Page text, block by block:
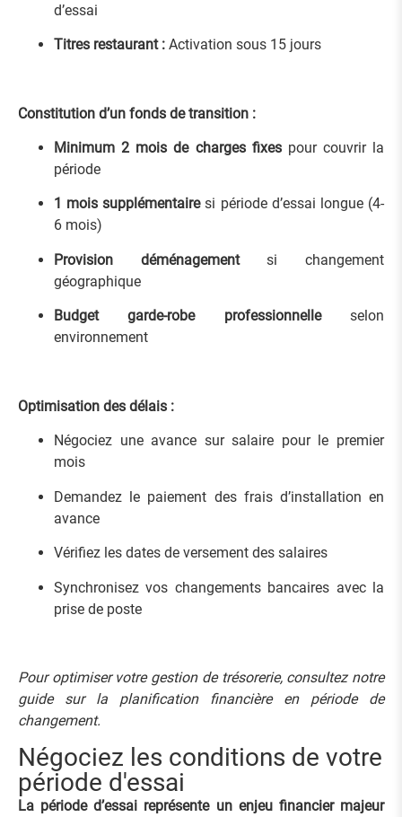
d’essai
Titres restaurant : Activation sous 15 jours
Constitution d’un fonds de transition :
Minimum 2 mois de charges fixespour couvrir la
période
1 mois supplémentairesi période d’essai longue (4-
6 mois)
Provision déménagementsi changement
géographique
Budget garde-robe professionnelleselon
environnement
Optimisation des délais :
Négociez une avance sur salaire pour le premier
mois
Demandez le paiement des frais d’installation en
avance
Vérifiez les dates de versement des salaires
Synchronisez vos changements bancaires avec la
prise de poste
Pour optimiser votre gestion de trésorerie, consultez notre
guide sur la planification financière en période de
changement.
Négociez les conditions de votre
période d'essai
La période d’essai représente un enjeu financier majeur